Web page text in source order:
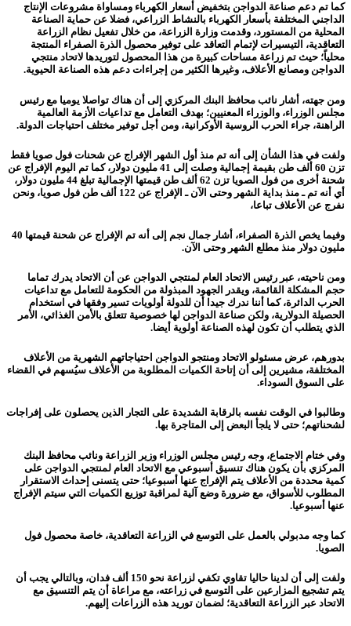
كما تم دعم صناعة الدواجن بتخفيض أسعار الكهرباء ومساواة مشروعات الإنتاج
الداجني المختلفة بأسعار الكهرباء بالنشاط الزراعي، فضلا عن حماية الصناعة
المحلية من المستورد، وقدمت وزارة الزراعة، من خلال تفعيل نظام الزراعة
التعاقدية، التيسيرات لإتمام التعاقد على توفير محصول الذرة الصفراء المنتجة
محلياً؛ حيث تم زراعة مساحات كبيرة من هذا المحصول لتوريدها لاتحاد منتجي
الدواجن ومصانع الأعلاف، وغيرها الكثير من إجراءات دعم هذه الصناعة الحيوية.
ومن جهته، أشار نائب محافظ البنك المركزي إلى أن هناك تواصلا يوميا مع رئيس
مجلس الوزراء، والوزراء المعنيين؛ بهدف التعامل مع تداعيات الأزمة العالمية
الراهنة، جراء الحرب الروسية الأوكرانية، ومن أجل توفير مختلف احتياجات الدولة.
ولفت في هذا الشأن إلى أنه تم منذ أول الشهر الإفراج عن شحنات فول صويا فقط
تزن 60 ألف طن بقيمة إجمالية وصلت إلى 41 مليون دولار، كما تم اليوم الإفراج عن
شحنة أخرى من فول الصويا تزن 62 ألف طن قيمتها الإجمالية تبلغ 44 مليون دولار،
أي أنه تم ـ منذ بداية الشهر وحتى الآن ـ الإفراج عن 122 ألف طن فول صويا، ونحن
نفرج عن الأعلاف تباعا،
وفيما يخص الذرة الصفراء، أشار جمال نجم إلى أنه تم الإفراج عن شحنة قيمتها 40
مليون دولار منذ مطلع الشهر وحتى الآن.
ومن ناحيته، عبر رئيس الاتحاد العام لمنتجي الدواجن عن أن الاتحاد يدرك تماما
حجم المشكلة القائمة، ويقدر الجهود المبذولة من الحكومة للتعامل مع تداعيات
الحرب الدائرة، كما أننا ندرك جيدا أن للدولة أولويات تسير وفقها في استخدام
الحصيلة الدولارية، ولكن صناعة الدواجن لها خصوصية تتعلق بالأمن الغذائي، الأمر
الذي يتطلب أن تكون لهذه الصناعة أولوية أيضا.
بدورهم، عرض مسئولو الاتحاد ومنتجو الدواجن احتياجاتهم الشهرية من الأعلاف
المختلفة، مشيرين إلى أن إتاحة الكميات المطلوبة من الأعلاف سيُسهم في القضاء
على السوق السوداء.
وطالبوا في الوقت نفسه بالرقابة الشديدة على التجار الذين يحصلون على إفراجات
لشحناتهم؛ حتى لا يلجأ البعض إلى المتاجرة بها.
وفي ختام الاجتماع، وجه رئيس مجلس الوزراء وزير الزراعة ونائب محافظ البنك
المركزي بأن يكون هناك تنسيق أسبوعي مع الاتحاد العام لمنتجي الدواجن على
كمية محددة من الأعلاف يتم الإفراج عنها أسبوعيا؛ حتى يتسنى إحداث الاستقرار
المطلوب للأسواق، مع ضرورة وضع آلية لمراقبة توزيع الكميات التي سيتم الإفراج
عنها أسبوعيا.
كما وجه مدبولي بالعمل على التوسع في الزراعة التعاقدية، خاصة محصول فول
الصويا.
ولفت إلى أن لدينا حاليا تقاوي تكفي لزراعة نحو 150 ألف فدان، وبالتالي يجب أن
يتم تشجيع المزارعين على التوسع في زراعته، مع مراعاة أن يتم التنسيق مع
الاتحاد عبر الزراعة التعاقدية؛ لضمان توريد هذه الزراعات إليهم.